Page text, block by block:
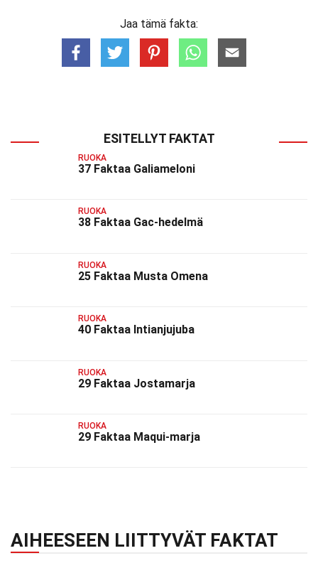
Jaa tämä fakta:
ESITELLYT FAKTAT
RUOKA
37 Faktaa Galiameloni
RUOKA
38 Faktaa Gac-hedelmä
RUOKA
25 Faktaa Musta Omena
RUOKA
40 Faktaa Intianjujuba
RUOKA
29 Faktaa Jostamarja
RUOKA
29 Faktaa Maqui-marja
AIHEESEEN LIITTYVÄT FAKTAT